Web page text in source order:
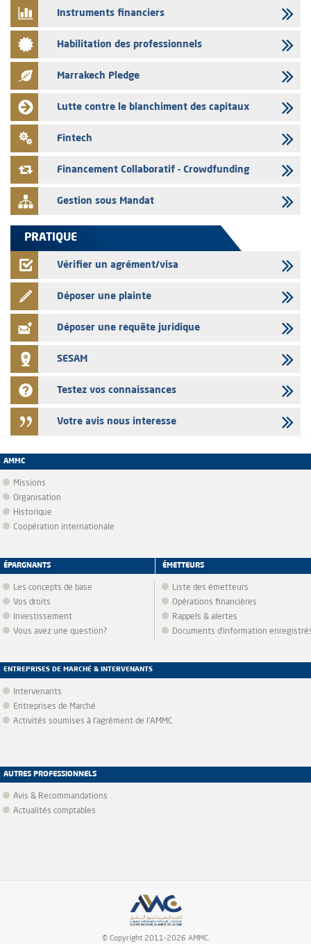
03/08/2026
L’AMMC met sur son site internet les publications réalisées par les
émetteurs en date du 3 août 2026
03/08/2026
Liste des agréments et visas d'OPCVM accordés par l'AMMC pour le
mois de juillet 2026
03/08/2026
L' AMMC publie les indicateurs mensuels du marché des capitaux pour
le mois de Juin 2026
Instruments financiers
Habilitation des professionnels
Marrakech Pledge
Lutte contre le blanchiment des capitaux
Fintech
Financement Collaboratif - Crowdfunding
Gestion sous Mandat
PRATIQUE
Vérifier un agrément/visa
Déposer une plainte
Déposer une requête juridique
SESAM
Testez vos connaissances
Votre avis nous interesse
AMMC
Missions
Organisation
Historique
Coopération internationale
ÉPARGNANTS
Les concepts de base
Vos droits
Investissement
Vous avez une question?
ÉMETTEURS
Liste des émetteurs
Opérations financières
Rappels & alertes
Documents d’information
ENTREPRISES DE MARCHÉ & INTERVENANTS
Intervenants
Entreprises de Marché
Activités soumises à l'agrément de l'AMMC
AUTRES PROFESSIONNELS
Avis & Recommandations
Actualités comptables
© Copyright 2011-2026 AMMC.